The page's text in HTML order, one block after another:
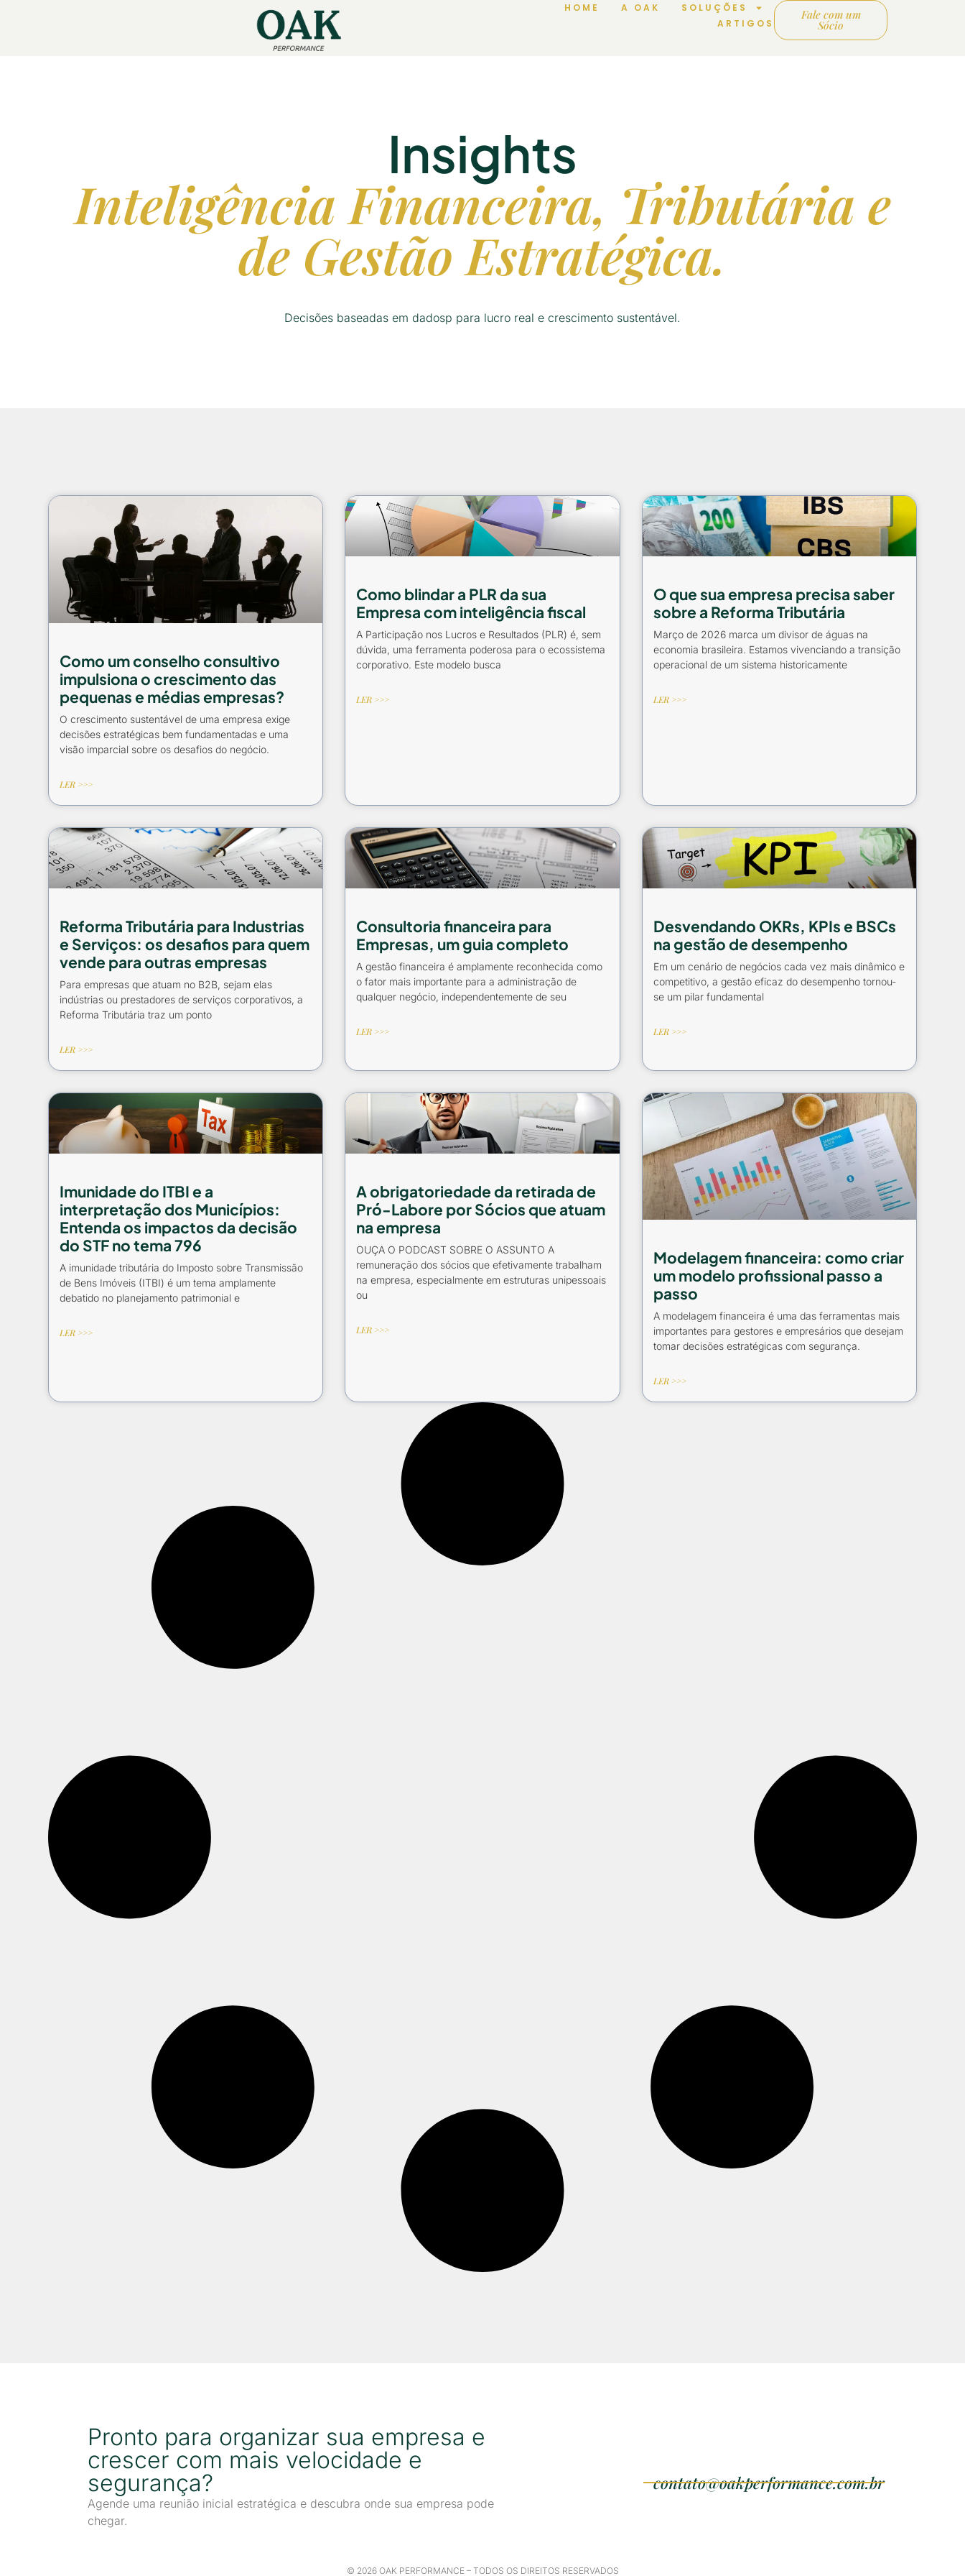
HOME A OAK
SOLUÇÕES
ARTIGOS
Fale com um
Sócio
Insights
Inteligência Financeira, Tributária e
de Gestão Estratégica.
Decisões baseadas em dadosp para lucro real e crescimento sustentável.
Como um conselho consultivo
impulsiona o crescimento das
pequenas e médias empresas?
O crescimento sustentável de uma empresa exige
decisões estratégicas bem fundamentadas e uma
visão imparcial sobre os desafios do negócio.
LER >>>
Como blindar a PLR da sua
Empresa com inteligência fiscal
A Participação nos Lucros e Resultados (PLR) é, sem
dúvida, uma ferramenta poderosa para o ecossistema
corporativo. Este modelo busca
LER >>>
O que sua empresa precisa saber
sobre a Reforma Tributária
Março de 2026 marca um divisor de águas na
economia brasileira. Estamos vivenciando a transição
operacional de um sistema historicamente
LER >>>
Reforma Tributária para Industrias
e Serviços: os desafios para quem
vende para outras empresas
Para empresas que atuam no B2B, sejam elas
indústrias ou prestadores de serviços corporativos, a
Reforma Tributária traz um ponto
LER >>>
Consultoria financeira para
Empresas, um guia completo
A gestão financeira é amplamente reconhecida como
o fator mais importante para a administração de
qualquer negócio, independentemente de seu
LER >>>
Desvendando OKRs, KPIs e BSCs
na gestão de desempenho
Em um cenário de negócios cada vez mais dinâmico e
competitivo, a gestão eficaz do desempenho tornou-
se um pilar fundamental
LER >>>
Imunidade do ITBI e a
interpretação dos Municípios:
Entenda os impactos da decisão
do STF no tema 796
A imunidade tributária do Imposto sobre Transmissão
de Bens Imóveis (ITBI) é um tema amplamente
debatido no planejamento patrimonial e
LER >>>
A obrigatoriedade da retirada de
Pró-Labore por Sócios que atuam
na empresa
OUÇA O PODCAST SOBRE O ASSUNTO A
remuneração dos sócios que efetivamente trabalham
na empresa, especialmente em estruturas unipessoais
ou
LER >>>
Modelagem financeira: como criar
um modelo profissional passo a
passo
A modelagem financeira é uma das ferramentas mais
importantes para gestores e empresários que desejam
tomar decisões estratégicas com segurança.
LER >>>
Pronto para organizar sua empresa e
crescer com mais velocidade e
segurança?
Agende uma reunião inicial estratégica e descubra onde sua empresa pode
chegar.
contato@oakperformance.com.br
© 2026 OAK PERFORMANCE – TODOS OS DIREITOS RESERVADOS